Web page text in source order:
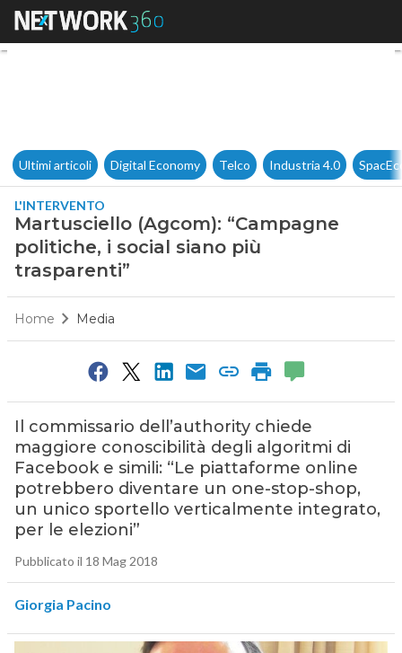
Martusciello (Agcom):
Ultimi articoli Digital Economy Telco Industria 4.0
L'INTERVENTO
Martusciello (Agcom): “Campagne
politiche, i social siano più
trasparenti”
Home Media
Il commissario dell’authority chiede
maggiore conoscibilità degli algoritmi di
Facebook e simili: “Le piattaforme online
potrebbero diventare un one-stop-shop,
un unico sportello verticalmente integrato,
per le elezioni”
Pubblicato il 18 Mag 2018
Giorgia Pacino